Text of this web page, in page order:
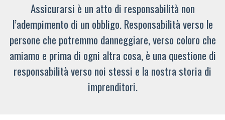
Assicurarsi è un atto di responsabilità non
l’adempimento di un obbligo. Responsabilità verso le
persone che potremmo danneggiare, verso coloro che
amiamo e prima di ogni altra cosa, è una questione di
responsabilità verso noi stessi e la nostra storia di
imprenditori.